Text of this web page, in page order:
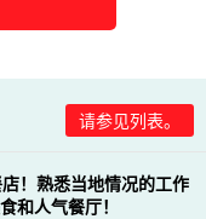
请参见列表。
！熟悉当地情况的工作
和人气餐厅！